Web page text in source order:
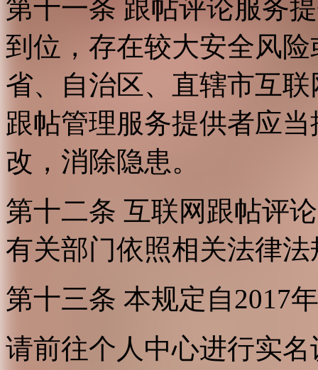
第十一条 跟帖评论服务
到位，存在较大安全风
省、自治区、直辖市互
跟帖管理服务提供者应
改，消除隐患。
第十二条 互联网跟帖评
有关部门依照相关法律
第十三条 本规定自2017
请前往个人中心进行实名